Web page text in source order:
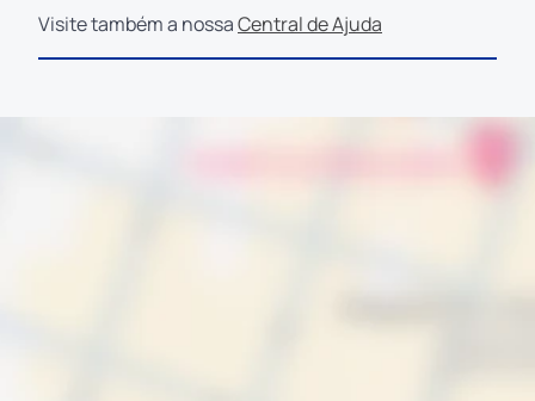
Visite também a nossaCentral de Ajuda